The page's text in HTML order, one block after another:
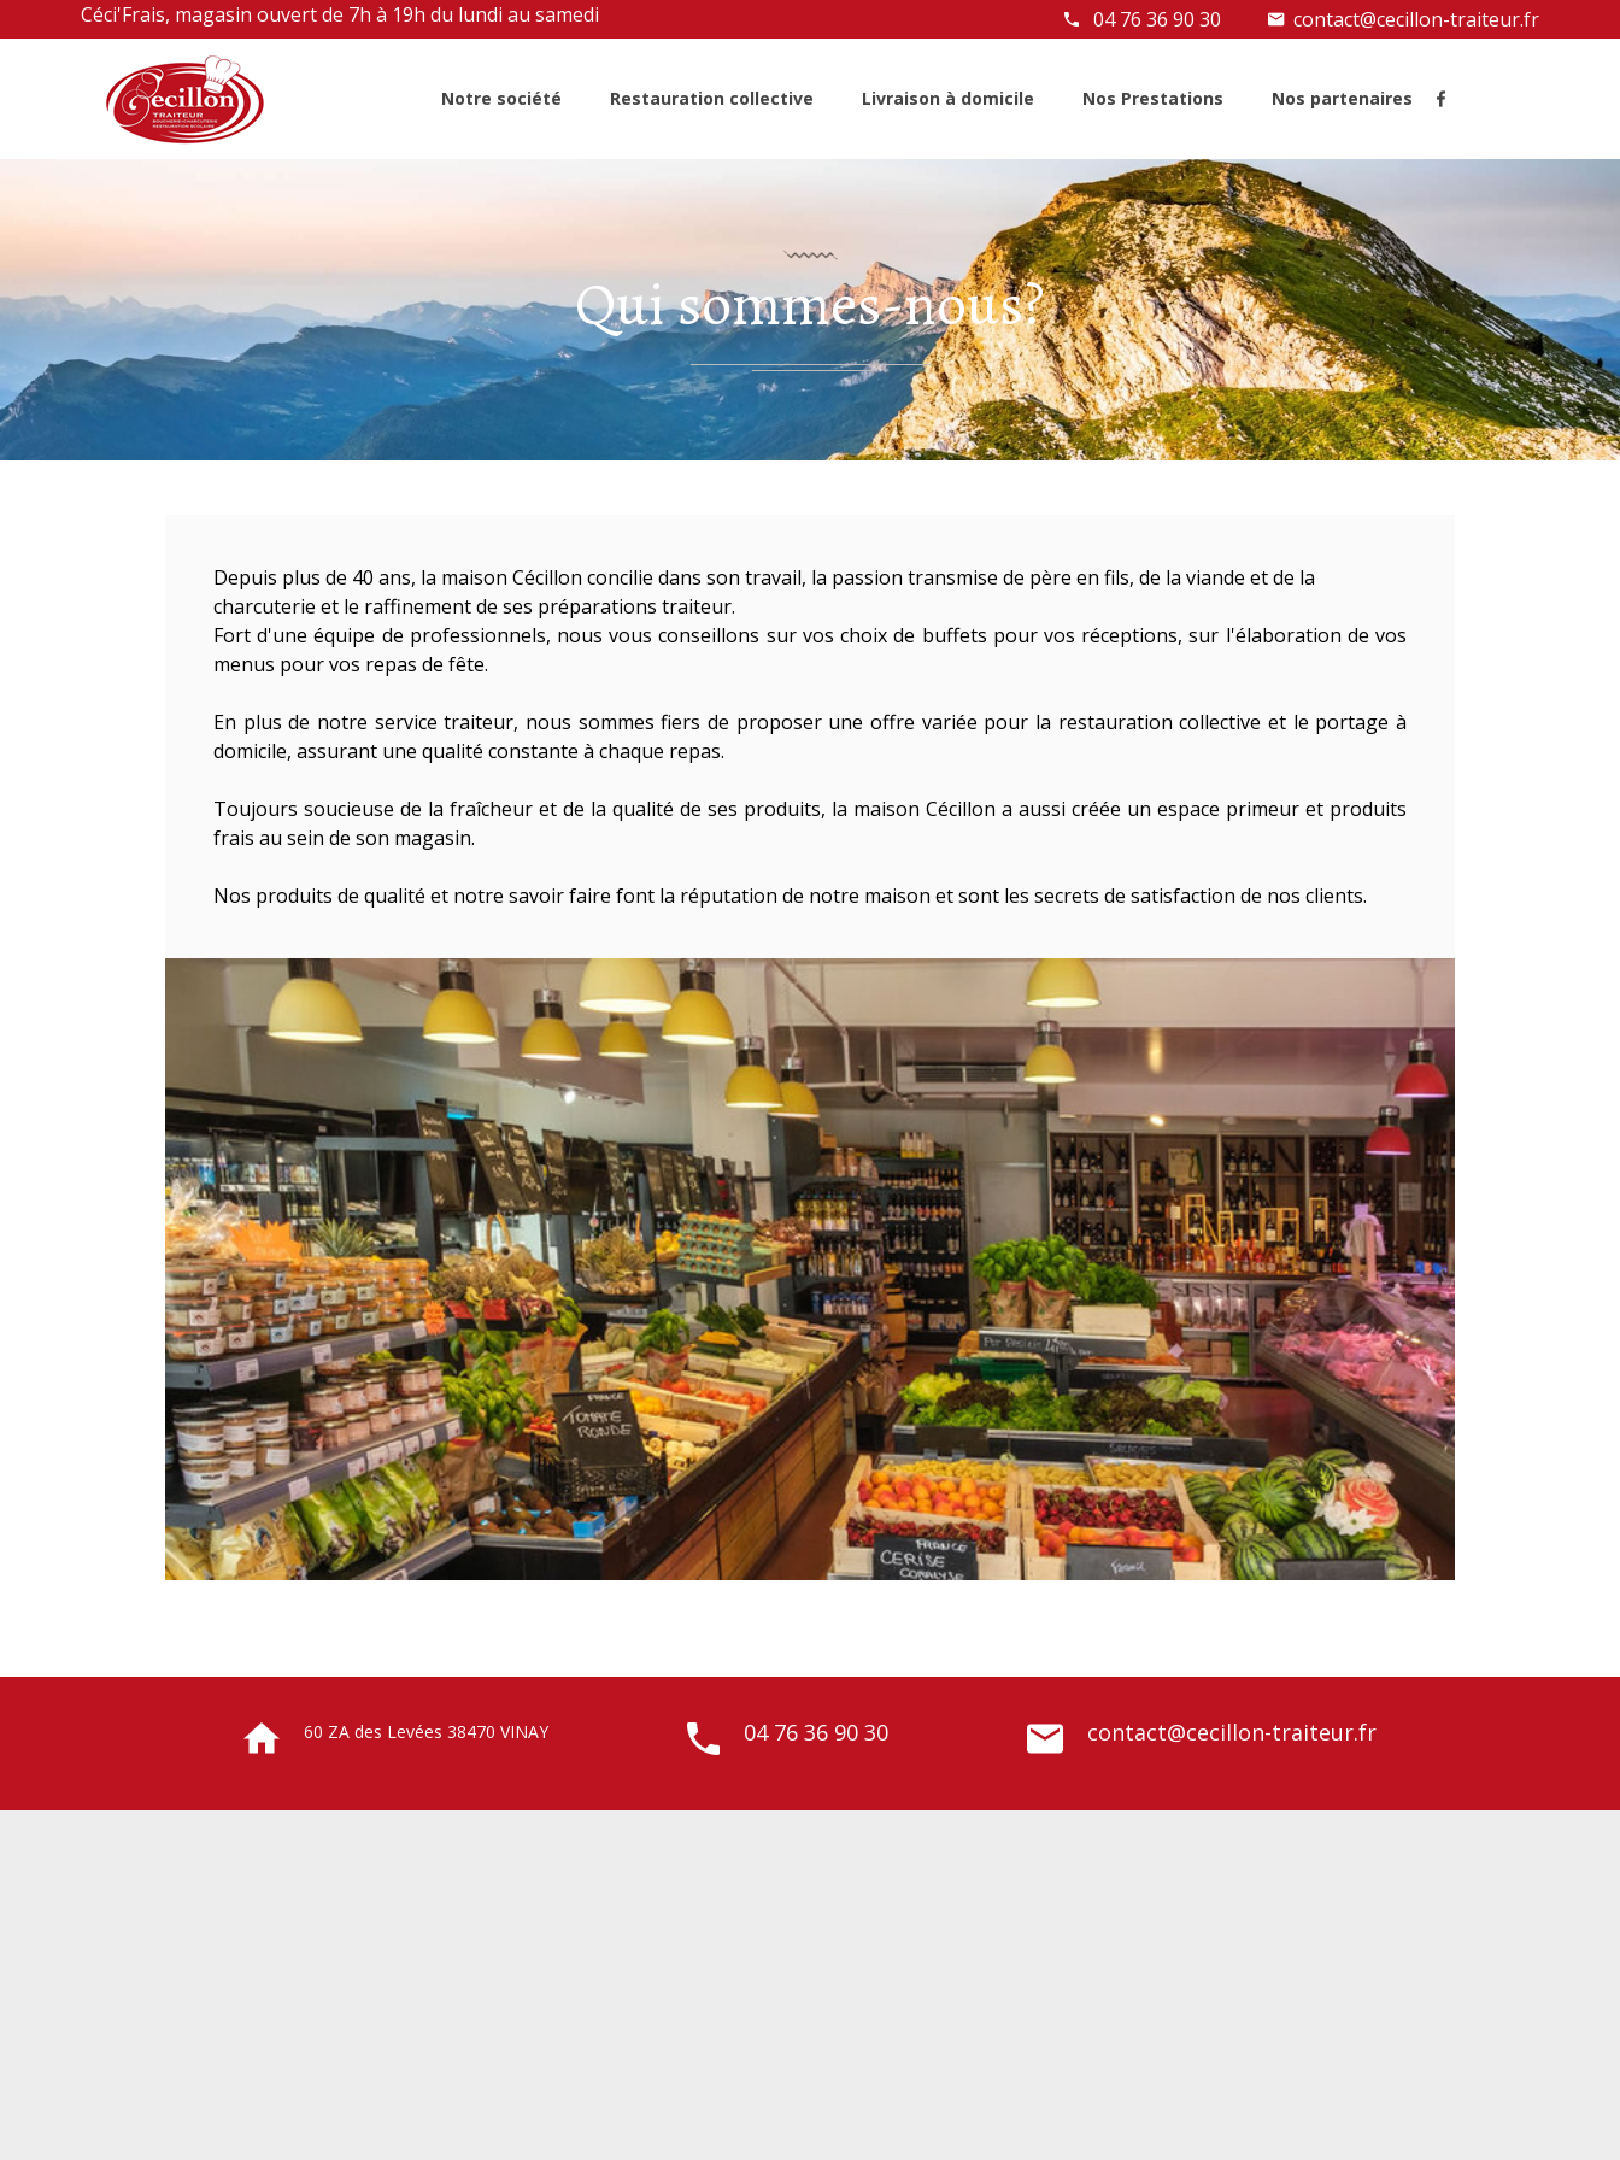
Céci'Frais, magasin ouvert de 7h à 19h du lundi au samedi 04 76 36 90 30 contact@cecillon-traiteur.fr
Notre société Restauration collective Livraison à domicile Nos Prestations Nos partenaires
Qui sommes-nous?
Depuis plus de 40 ans, la maison Cécillon concilie dans son travail, la passion transmise de père en fils, de la viande et de la
charcuterie et le raffinement de ses préparations traiteur.
Fort d'une équipe de professionnels, nous vous conseillons sur vos choix de buffets pour vos réceptions, sur l'élaboration de vos
menus pour vos repas de fête.
En plus de notre service traiteur, nous sommes fiers de proposer une offre variée pour la restauration collective et le portage à
domicile, assurant une qualité constante à chaque repas.
Toujours soucieuse de la fraîcheur et de la qualité de ses produits, la maison Cécillon a aussi créée un espace primeur et produits
frais au sein de son magasin.
Nos produits de qualité et notre savoir faire font la réputation de notre maison et sont les secrets de satisfaction de nos clients.
60 ZA des Levées 38470 VINAY 04 76 36 90 30 contact@cecillon-traiteur.fr